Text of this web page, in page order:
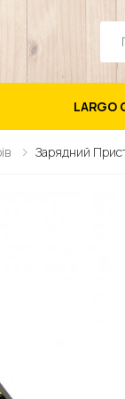
LARGO
Зарядний